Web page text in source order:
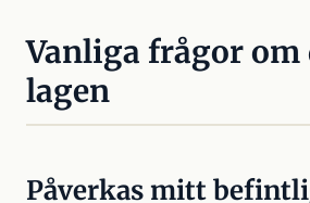
Vanliga frågor om
lagen
Påverkas mitt